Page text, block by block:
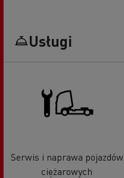
Usługi
Serwis i naprawa pojazdów
ciężarowych